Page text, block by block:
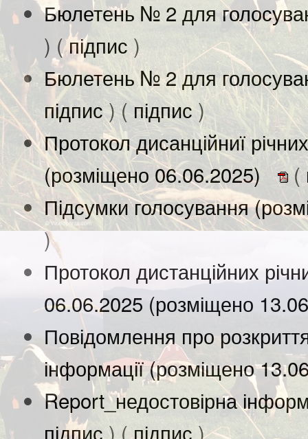
Бюлетень № 2 для
) (підпис )
Бюлетень № 2 для
підпис) ( підпис)
Протокол дисанційниї
(розміщено 06.06.2025)
(
Підсумки голосування
)
Протокол дистанційних
06.06.2025 (розміщено
Повідомлення про
інформації (розміщено
Report_недостовірна
підпис) (підпис )